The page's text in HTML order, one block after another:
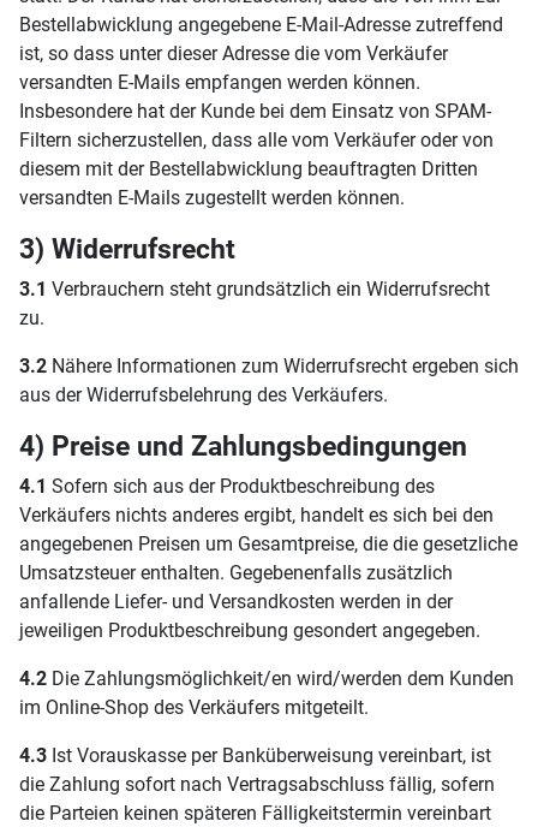
Bestellabwicklung angegebene E-Mail-Adresse zutreffend
ist, so dass unter dieser Adresse die vom Verkäufer
versandten E-Mails empfangen werden können.
Insbesondere hat der Kunde bei dem Einsatz von SPAM-
Filtern sicherzustellen, dass alle vom Verkäufer oder von
diesem mit der Bestellabwicklung beauftragten Dritten
versandten E-Mails zugestellt werden können.
3) Widerrufsrecht
3.1 Verbrauchern steht grundsätzlich ein Widerrufsrecht
zu.
3.2 Nähere Informationen zum Widerrufsrecht ergeben sich
aus der Widerrufsbelehrung des Verkäufers.
4) Preise und Zahlungsbedingungen
4.1 Sofern sich aus der Produktbeschreibung des
Verkäufers nichts anderes ergibt, handelt es sich bei den
angegebenen Preisen um Gesamtpreise, die die gesetzliche
Umsatzsteuer enthalten. Gegebenenfalls zusätzlich
anfallende Liefer- und Versandkosten werden in der
jeweiligen Produktbeschreibung gesondert angegeben.
4.2 Die Zahlungsmöglichkeit/en wird/werden dem Kunden
im Online-Shop des Verkäufers mitgeteilt.
4.3 Ist Vorauskasse per Banküberweisung vereinbart, ist
die Zahlung sofort nach Vertragsabschluss fällig, sofern
die Parteien keinen späteren Fälligkeitstermin vereinbart